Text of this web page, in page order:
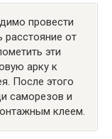
провести
от
эти
арку к
После этого
саморезов и
клеем.